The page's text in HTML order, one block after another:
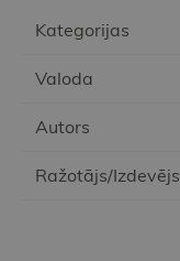
Kategorijas
Valoda
Autors
Ražotājs/Izdevējs